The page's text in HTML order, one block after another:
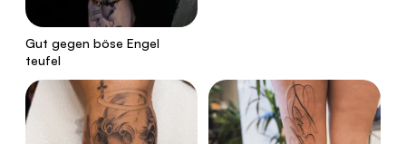
Gut gegen böse Engel
teufel